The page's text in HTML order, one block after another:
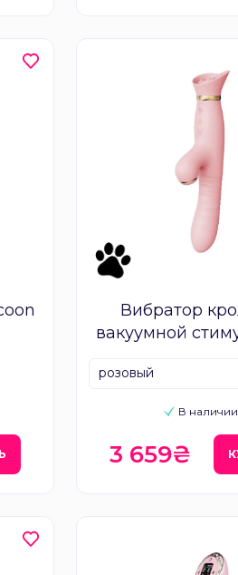
Вибратор
вакуумной
В наличии
розовый
3 659₴